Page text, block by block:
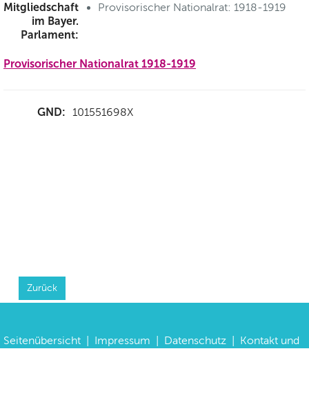
Mitgliedschaft
im Bayer.
Parlament:
Provisorischer Nationalrat: 1918-1919
Provisorischer Nationalrat 1918-1919
GND: 101551698X
Zurück
Seitenübersicht Impressum Datenschutz
Kontakt und